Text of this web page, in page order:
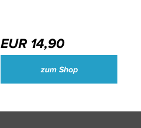
EUR 14,90
zum Shop